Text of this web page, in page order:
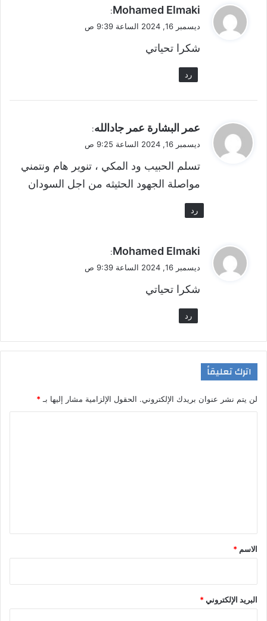
ي
ل
Mohamed Elmaki
:
ديسمبر 16, 2024 الساعة 9:39 ص
شكرا تحياتي
رد
ي
ل
عمر البشارة عمر جادالله:
ديسمبر 16, 2024 الساعة 9:25 ص
تسلم الحبيب ود المكي ، تنوير هام ونتمني
مواصلة الجهود الحثيثه من اجل السودان
رد
ي
ل
Mohamed Elmaki
:
ديسمبر 16, 2024 الساعة 9:39 ص
شكرا تحياتي
رد
اترك تعليقاً
لن يتم نشر عنوان بريدك الإلكتروني. الحقول الإلزامية مشار إليها بـ *
*
الاسم *
البريد الإلكتروني*